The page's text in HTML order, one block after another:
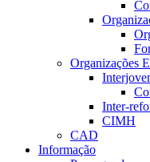
Organizações
Inter-
CIMH
CAD
Informação